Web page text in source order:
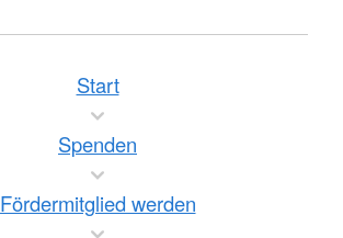
Start
Spenden
Fördermitglied werden